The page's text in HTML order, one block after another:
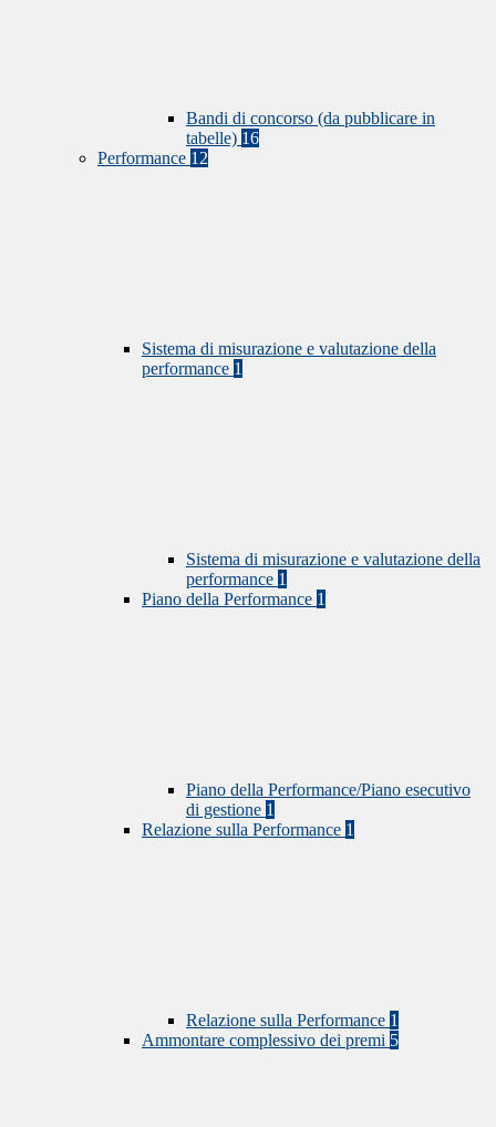
Bandi di concorso (da pubblicare in
tabelle) 16
Performance 12
Sistema di misurazione e valutazione della
performance 1
Sistema di misurazione e valutazione della
performance 1
Piano della Performance 1
Piano della Performance/Piano esecutivo
di gestione 1
Relazione sulla Performance 1
Relazione sulla Performance 1
Ammontare complessivo dei premi 5